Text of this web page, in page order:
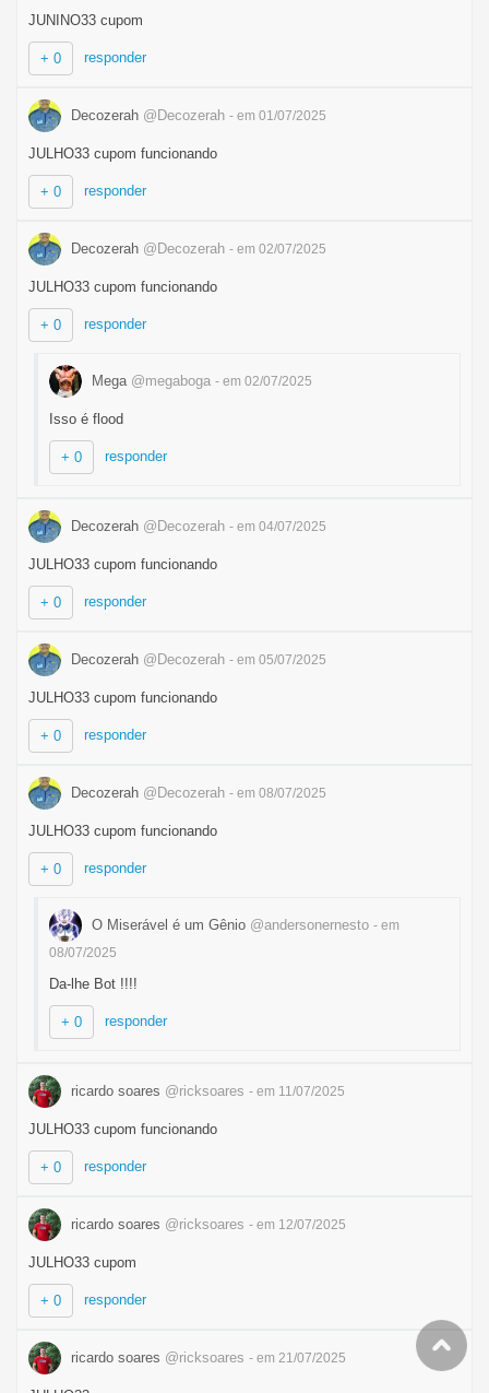
JUNINO33 cupom
+ 0 responder
Decozerah @Decozerah - em 01/07/2025
JULHO33 cupom funcionando
+ 0 responder
Decozerah @Decozerah - em 02/07/2025
JULHO33 cupom funcionando
+ 0 responder
Mega @megaboga - em 02/07/2025
Isso é flood
+ 0 responder
Decozerah @Decozerah - em 04/07/2025
JULHO33 cupom funcionando
+ 0 responder
Decozerah @Decozerah - em 05/07/2025
JULHO33 cupom funcionando
+ 0 responder
Decozerah @Decozerah - em 08/07/2025
JULHO33 cupom funcionando
+ 0 responder
O Miserável é um Gênio @andersonernesto - em
08/07/2025
Da-lhe Bot !!!!
+ 0 responder
ricardo soares @ricksoares - em 11/07/2025
JULHO33 cupom funcionando
+ 0 responder
ricardo soares @ricksoares - em 12/07/2025
JULHO33 cupom
+ 0 responder
ricardo soares @ricksoares - em 21/07/2025